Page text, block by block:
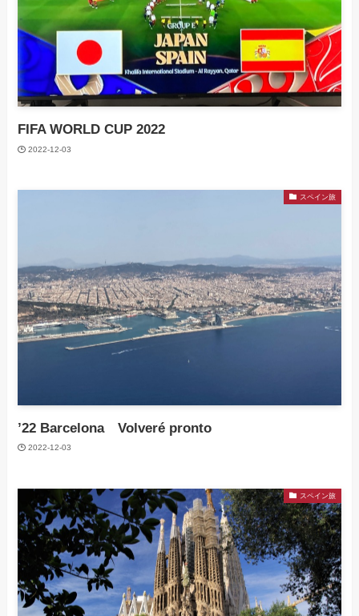
FIFA WORLD CUP 2022
2022-12-03
スペイン旅
’22 Barcelona Volveré pronto
2022-12-03
スペイン旅